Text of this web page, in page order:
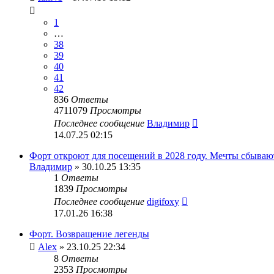
1
…
38
39
40
41
42
836 Ответы
4711079 Просмотры
Последнее сообщение Владимир
14.07.25 02:15
Форт откроют для посещений в 2028 году. Мечты
Владимир » 30.10.25 13:35
1 Ответы
1839 Просмотры
Последнее сообщение digifoxy
17.01.26 16:38
Форт. Возвращение легенды
Alex » 23.10.25 22:34
8 Ответы
2353 Просмотры